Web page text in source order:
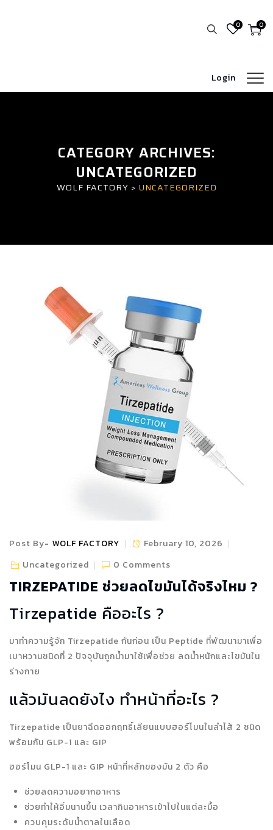
0
0
Login
CATEGORY ARCHIVES:
UNCATEGORIZED
WOLF FACTORY > UNCATEGORIZED
Post By WOLF FACTORY
February 10, 2026
Uncategorized
0 Comments
TIRZEPATIDE ช่วยลดไขมันได้จริงไหม ?
Tirzepatide คืออะไร ?
มาทำความรู้จัก Tirzepatide กันก่อน เป็น Peptide ที่พัฒนามาเพื่อ
เบาหวานชนิดที่ 2 ปัจจุบันถูกน้ำมาใช้เพื่อช่วย ลดน้ำหนักและไขมันใน
ร่างกาย
แล้วมันลดยังไง ทำหน้าที่อะไร ?
Tirzepatide เป็นยาฉีดออกฤทธิ์เลียนแบบฮอร์โมนในลำไส้ 2 ชนิด
พร้อมกัน GLP-1 และ GIP
ฮอร์โมน GLP-1 และ GIP หน้าที่หลักของมัน 2 ตัว คือ
ช่วยลดความอยากอาหาร
ช่วยทำให้อิ่มนานขึ้น เวลากินอาหารเข้าไปในแต่ละมื้อ
ควบคุมระดับน้ำตาลในเลือด